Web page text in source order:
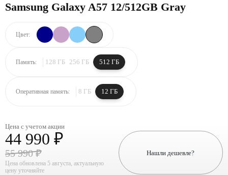
Samsung Galaxy A57 12/512GB Gray
Цвет:
Память: 128 ГБ 256 ГБ 512 ГБ
Оперативная память: 8 ГБ 12 ГБ
Цена с учетом акции
44 990 ₽
55 990 ₽
Цена обновлена 5 августа, актуальную
цену уточняйте
Нашли дешевле?